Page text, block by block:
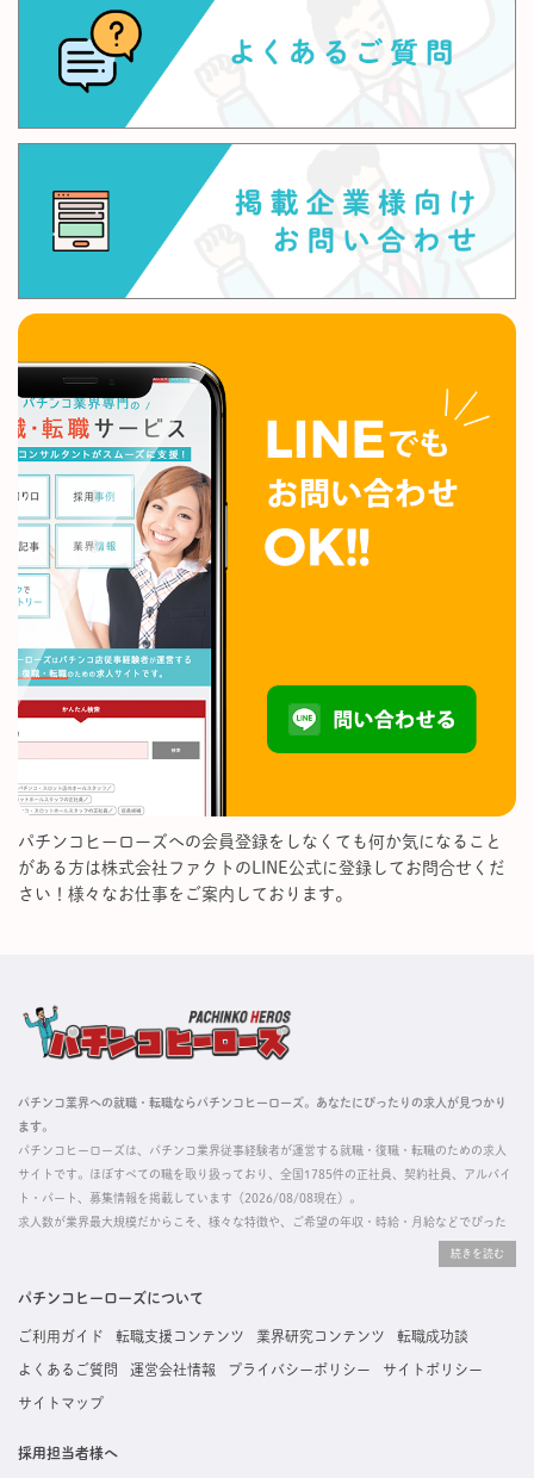
パチンコヒーローズへの会員登録をしなくても何か気になること
がある方は株式会社ファクトのLINE公式に登録してお問合せくだ
さい！様々なお仕事をご案内しております。
パチンコ業界への就職・転職ならパチンコヒーローズ。あなたにぴったりの求人が見つかり
ます。
パチンコヒーローズは、パチンコ業界従事経験者が運営する就職・復職・転職のための求人
サイトです。ほぼすべての職を取り扱っており、全国1785件の正社員、契約社員、アルバイ
ト・パート、募集情報を掲載しています（2026/08/08現在）。
求人数が業界最大規模だからこそ、様々な特徴や、ご希望の年収・時給・月給などでぴった
掲載している求人は、すべて契約法人様から寄せられた正規の求人情報です。応募いただい
た内容はすぐに直接事業所に届くためスムーズに転職・復職できます。
パチンコヒーローズについて
ご利用ガイド 転職支援コンテンツ 業界研究コンテンツ 転職成功談
よくあるご質問 運営会社情報 プライバシーポリシー サイトポリシー
サイトマップ
採用担当者様へ